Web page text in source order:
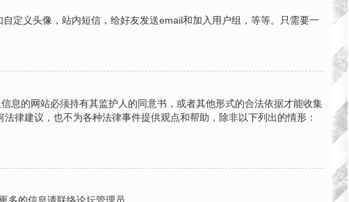
定义头像，站内短信，给好友发送email和加入用户组，等等。只需要一
息的网站必须持有其监护人的同意书，或者其他形式的合法依据才能收集
律建议，也不为各种法律事件提供观点和帮助，除非以下列出的情形：